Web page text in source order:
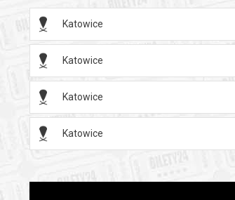
Katowice
Katowice
Katowice
Katowice